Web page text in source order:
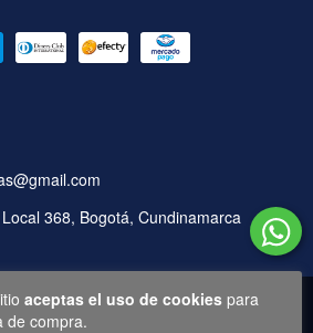
aceptas el uso de cookies para
de compra.
368, Bogotá, Cundinamarca